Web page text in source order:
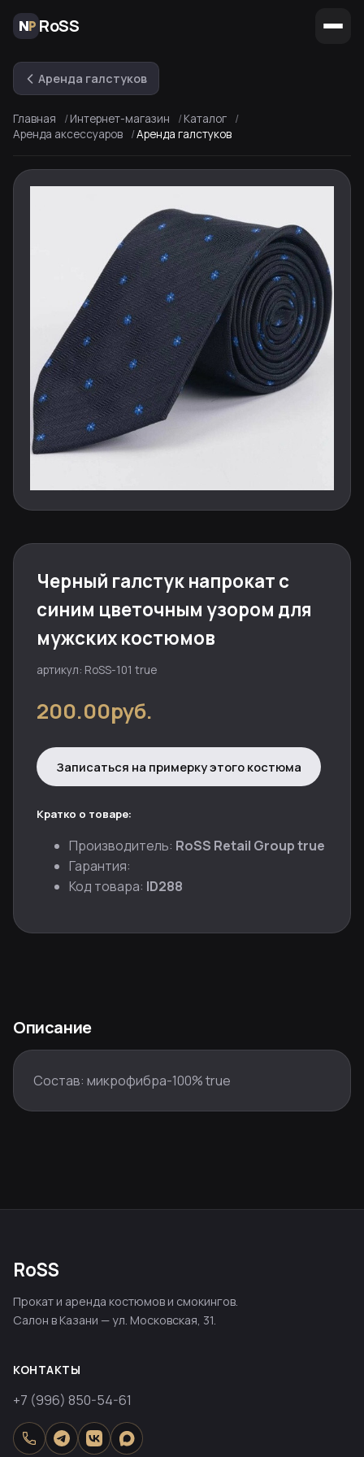
RoSS
Аренда галстуков
Главная Интернет-магазин
Каталог
Аренда аксессуаров
Аренда галстуков
Черный галстук напрокат с
синим цветочным узором для
мужских костюмов
артикул: RoSS-101 true
200.00руб.
Записаться на примерку этого костюма
Кратко о товаре:
Производитель: RoSS Retail Group true
Гарантия:
Код товара: ID288
Описание
Состав: микрофибра-100% true
RoSS
Прокат и аренда костюмов и смокингов.
Салон в Казани — ул. Московская, 31.
КОНТАКТЫ
+7 (996) 850-54-61